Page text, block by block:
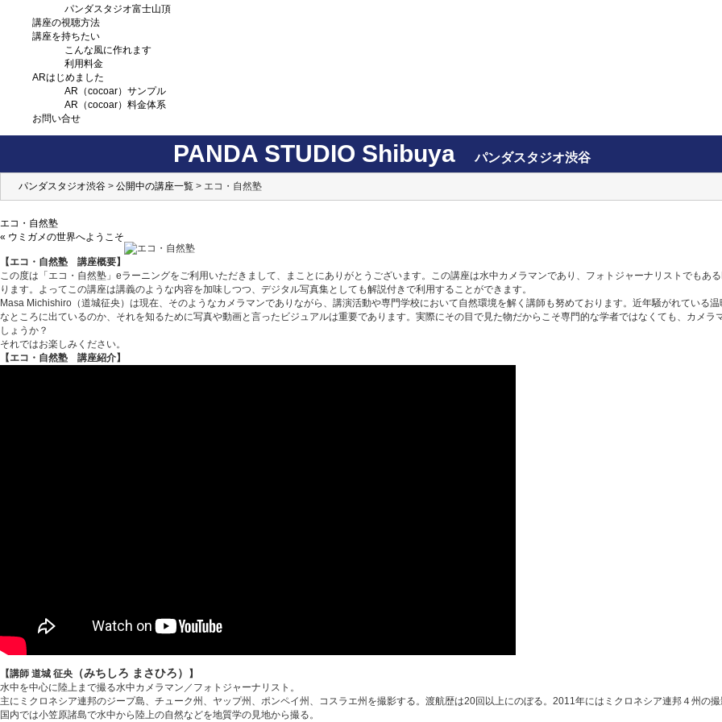
パンダスタジオ富士山頂
講座の視聴方法
講座を持ちたい
こんな風に作れます
利用料金
ARはじめました
AR（cocoar）サンプル
AR（cocoar）料金体系
お問い合せ
PANDA STUDIO Shibuya パンダスタジオ渋谷
パンダスタジオ渋谷 > 公開中の講座一覧 > エコ・自然塾
エコ・自然塾
« ウミガメの世界へようこそ
【エコ・自然塾 講座概要】
この度は「エコ・自然塾」eラーニングをご利用いただきまして、まことにありがとうございます。この講座は水中カメラマンであり、フォトジャーナリストでも
ります。よってこの講座は講義のような内容を加味しつつ、デジタル写真集としても解説付きで利用することができます。
Masa Michishiro（道城征央）は現在、そのようなカメラマンでありながら、講演活動や専門学校において自然環境を解く講師も努めております。近年騒がれている
なところに出ているのか、それを知るために写真や動画と言ったビジュアルは重要であります。実際にその目で見た物だからこそ専門的な学者ではなくても、カメ
しょうか？
それではお楽しみください。
【エコ・自然塾 講座紹介】
【講師 道城 征央 （みちしろ まさひろ）
】
水中を中心に陸上まで撮る水中カメラマン／フォトジャーナリスト。
主にミクロネシア連邦のジープ島、チューク州、ヤップ州、ポンペイ州、コスラエ州を撮影する。渡航歴は20回以上にのぼる。2011年にはミクロネシア連邦４州の撮
国内では小笠原諸島で水中から陸上の自然などを地質学の見地から撮る。